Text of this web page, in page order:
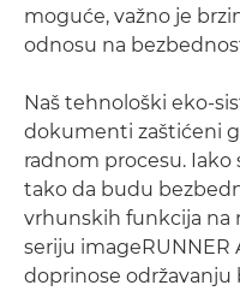
moguće, važno je
odnosu na
Naš tehnološki eko-
dokumenti zaštićeni
radnom procesu. Iako
tako da budu
vrhunskih funkcija na
seriju imageRUNNER
doprinose održavanju